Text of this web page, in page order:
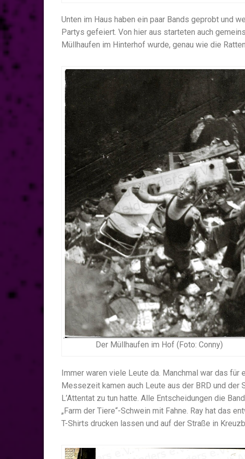
Unten im Haus haben ein paar Bands geprobt und
Partys gefeiert. Von hier aus starteten auch
Müllhaufen im Hinterhof wurde, genau wie die
Der Müllhaufen im Hof (Foto: Conny)
Immer waren viele Leute da. Manchmal war das
Messezeit kamen auch Leute aus der BRD und
L’Attentat zu tun hatte. Alle Entscheidungen die
„Farm der Tiere“-Schwein mit Fahne. Ray hat das
T-Shirts drucken lassen und auf der Straße in